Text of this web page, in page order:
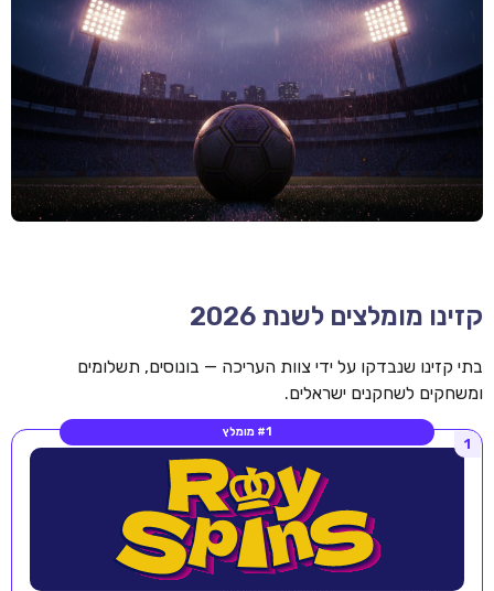
הימורי ספורט
אודות
צור קשר
בלוג וחדשות
ביקורות
מדריכים
קזינו מומלצים לשנת 2026
בתי קזינו שנבדקו על ידי צוות העריכה — בונוסים, תשלומים
ומשחקים לשחקנים ישראלים.
#1 מומלץ
1